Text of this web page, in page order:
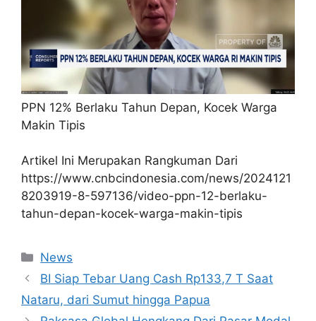
PPN 12% Berlaku Tahun Depan, Kocek Warga
Makin Tipis
Artikel Ini Merupakan Rangkuman Dari
https://www.cnbcindonesia.com/news/2024121
8203919-8-597136/video-ppn-12-berlaku-
tahun-depan-kocek-warga-makin-tipis
Kategori
News
BI Siap Tebar Uang Cash Rp133,7 T Saat
Nataru, dari Sumut hingga Papua